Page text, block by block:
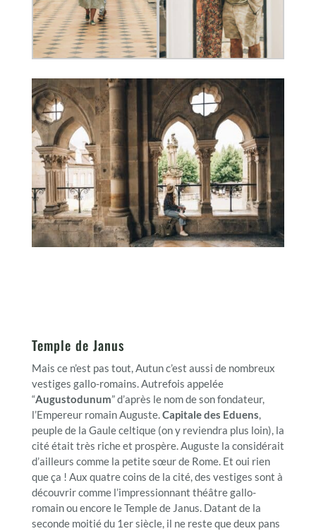
Temple de Janus
Mais ce n’est pas tout, Autun c’est aussi de nombreux
vestiges gallo-romains. Autrefois appelée
“Augustodunum” d’après le nom de son fondateur,
l’Empereur romain Auguste.Capitale des Eduens,
peuple de la Gaule celtique (on y reviendra plus loin), la
cité était très riche et prospère. Auguste la considérait
d’ailleurs comme la petite sœur de Rome. Et oui rien
que ça ! Aux quatre coins de la cité, des vestiges sont à
découvrir comme l’impressionnant théâtre gallo-
romain ou encore le Temple de Janus. Datant de la
seconde moitié du 1er siècle, il ne reste que deux pans